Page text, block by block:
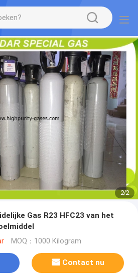
2/2
Gas R23 HFC23 van het
MOQ：1000 Kilogram
Contact nu